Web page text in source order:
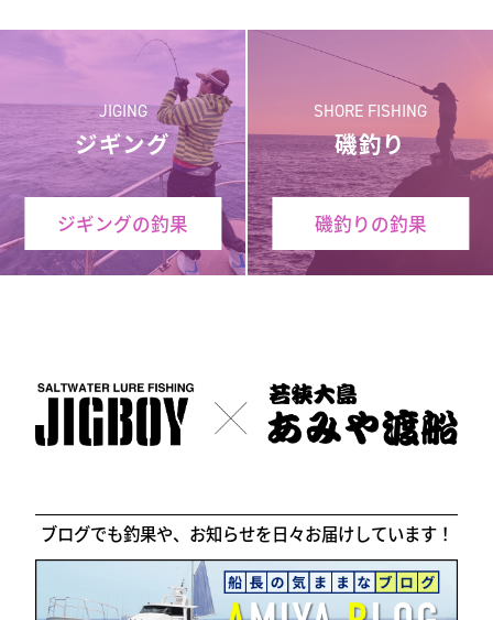
JIGING
ジギング
ジギングの釣果
SHORE FISHING
磯釣り
磯釣りの釣果
ブログでも釣果や、お知らせを日々お届けしています！